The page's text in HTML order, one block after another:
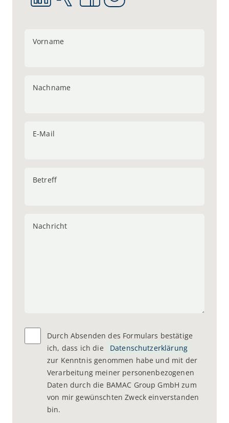
Vorname
Nachname
E-Mail
Betreff
Nachricht
Durch Absenden des Formulars bestätige
ich, dass ich die
Datenschutzerklärung
zur Kenntnis genommen habe und mit der
Verarbeitung meiner personenbezogenen
Daten durch die BAMAC Group GmbH zum
von mir gewünschten Zweck einverstanden
bin.